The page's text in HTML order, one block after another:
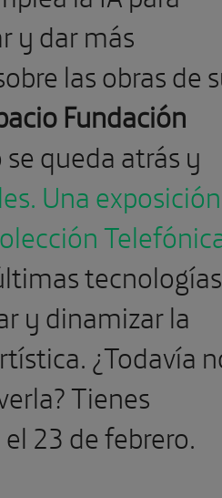
y dar más
las obras de
Fundación
se queda atrás y
Una exposición
tecnologías
y dinamizar la
¿Todavía
Tienes
23 de febrero.